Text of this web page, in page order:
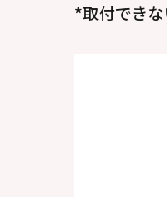
*取付でき